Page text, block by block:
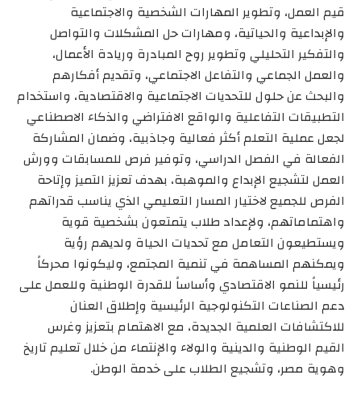
قيم العمل، وتطوير المهارات الشخصية والاجتماعية
والإبداعية والحياتية، ومهارات حل المشكلات والتواصل
والتفكير التحليلي وتطوير روح المبادرة وريادة الأعمال،
والعمل الجماعي والتفاعل الاجتماعي، وتقديم أفكارهم
والبحث عن حلول للتحديات الاجتماعية والاقتصادية، واستخدام
التطبيقات التفاعلية والواقع الافتراضي والذكاء الاصطناعي
لجعل عملية التعلم أكثر فعالية وجاذبية، وضمان المشاركة
الفعالة في الفصل الدراسي، وتوفير فرص للمسابقات وورش
العمل لتشجيع الإبداع والموهبة، بهدف تعزيز التميز وإتاحة
الفرص للجميع لاختيار المسار التعليمي الذي يناسب قدراتهم
واهتماماتهم، ولإعداد طلاب يتمتعون بشخصية قوية
ويستطيعون التعامل مع تحديات الحياة ولديهم رؤية
ويمكنهم المساهمة في تنمية المجتمع، وليكونوا محركاً
رئيسياً للنمو الاقتصادي وأساساً للقدرة الوطنية وللعمل على
دعم الصناعات التكنولوجية الرئيسية وإطلاق العنان
للاكتشافات العلمية الجديدة، مع الاهتمام بتعزيز وغرس
القيم الوطنية والدينية والولاء والإنتماء من خلال تعليم تاريخ
وهوية مصر، وتشجيع الطلاب على خدمة الوطن.